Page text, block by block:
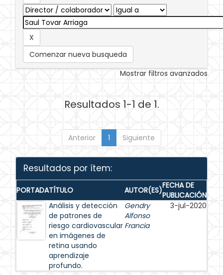
Comenzar nueva busqueda
Mostrar filtros avanzados
Resultados 1-1 de 1.
Anterior 1 Siguiente
Resultados por ítem:
PORTADATÍTULO AUTOR(ES)FECHA DE
PUBLICACIÓN
Análisis y detección
de patrones de
riesgo cardiovascular
en imágenes de
retina usando
aprendizaje
profundo.
Gendry
Alfonso
Francia
3-jul-2020